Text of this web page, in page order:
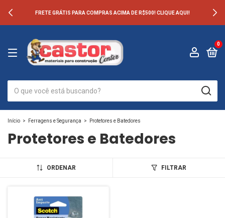
FRETE GRÁTIS PARA COMPRAS ACIMA DE R$500! CLIQUE AQUI!
0
Início > Ferragens e Segurança > Protetores e Batedores
Protetores e Batedores
ORDENAR FILTRAR